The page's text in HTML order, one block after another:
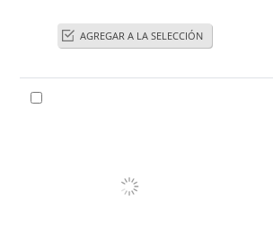
AGREGAR A LA SELECCIÓN